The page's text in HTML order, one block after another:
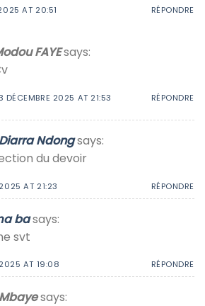
AT 20:51 RÉPONDRE
FAYEsays:
DÉCEMBRE 2025 AT 21:53 RÉPONDRE
Ndongsays:
du devoir
AT 21:23 RÉPONDRE
basays:
svt
AT 19:08 RÉPONDRE
says: